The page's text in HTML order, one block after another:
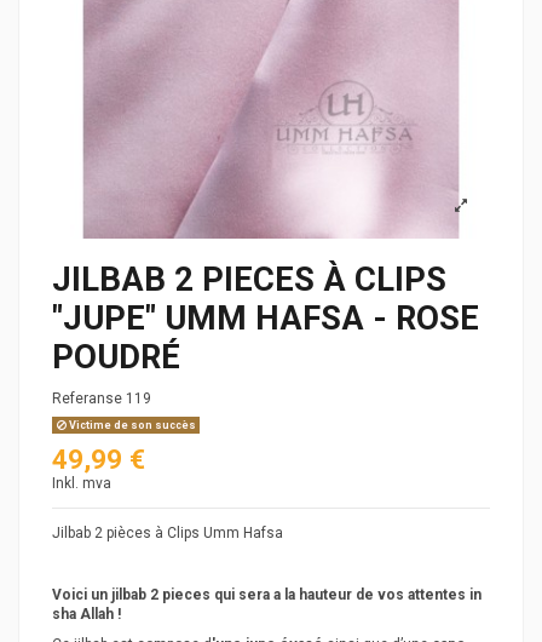
JILBAB 2 PIECES À CLIPS
"JUPE" UMM HAFSA - ROSE
POUDRÉ
Referanse 119
Victime de son succès
49,99 €
Inkl. mva
Jilbab 2 pièces à Clips Umm Hafsa
Voici un jilbab 2 pieces qui sera a la hauteur de vos attentes in
sha Allah !